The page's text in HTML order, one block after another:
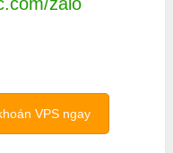
VPS ngay